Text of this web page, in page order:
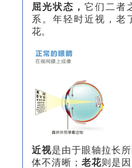
屈光状态，它们二者
系。年轻时近视，老
花。
近视是由于眼轴拉长
体不清晰； 老花则是